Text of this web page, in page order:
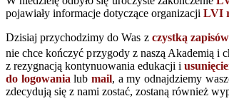
pojawiały informacje dotyczące organizacji LVI
Dzisiaj przychodzimy do Was z czystką zapisów
nie chce kończyć przygody z naszą Akademią i
z rezygnacją kontynuowania edukacji i
do logowania lubmail, a my odnajdziemy
zdecydują się z nami zostać, zostaną również